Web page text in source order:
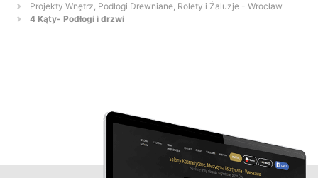
Projekty Wnętrz, Podłogi Drewniane, Rolety i Żaluzje - Wrocław
4 Kąty- Podłogi i drzwi